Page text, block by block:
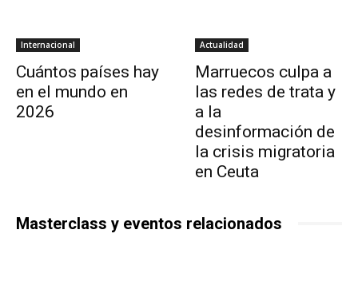
Internacional
Cuántos países hay
en el mundo en
2026
Actualidad
Marruecos culpa a
las redes de trata y
a la
desinformación de
la crisis migratoria
en Ceuta
Masterclass y eventos relacionados